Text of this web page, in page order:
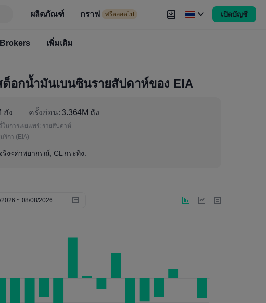
ผลิตภัณฑ์ กราฟ ฟรีตลอดไป
การแข่งขัน
เปิดบัญชี
ฟรีตลอดไป
Brokers เพิ่มเติม
ต็อกน้ำมันเบนซินรายสัปดาห์ของ EIA
ถัง ครั้งก่อน: 3.364M ถัง
ในการเผยแพร่: รายสัปดาห์
ริกา (EIA)
ง<ค่าพยากรณ์, CL กระทิง.